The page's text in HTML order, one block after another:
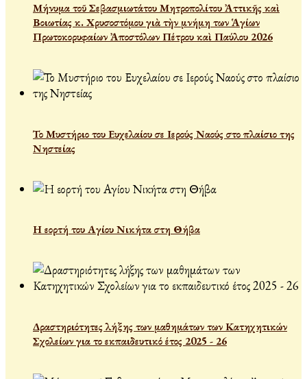
Μήνυμα τοῦ Σεβασμιωτάτου Μητροπολίτου Ἀττικῆς καὶ
Βοιωτίας κ. Χρυσοστόμου γιὰ τὴν μνήμη των Ἁγίων
Πρωτοκορυφαίων Ἀποστόλων Πέτρου καὶ Παύλου 2026
Το Μυστήριο του Ευχελαίου σε Ιερούς Ναούς στο πλαίσιο της
Νηστείας
Η εορτή του Αγίου Νικήτα στη Θήβα
Δραστηριότητες λήξης των μαθημάτων των Κατηχητικών
Σχολείων για το εκπαιδευτικό έτος 2025 - 26